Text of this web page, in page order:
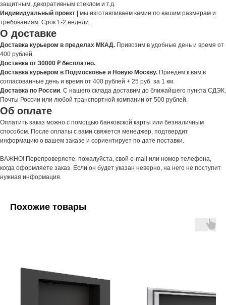
защитным, декоративным стеклом и т.д.
Индивидуальный проект | мы изготавливаем камин по вашим размерам и
требованиям. Срок 1-2 недели.
О доставке
Доставка курьером в пределах МКАД. Привозим в удобные день и время от
400 рублей.
Доставка от 30000 ₽ бесплатно.
Доставка курьером в Подмосковье и Новую Москву. Приедем к вам в
согласованные день и время от 400 рублей + 25 руб. за 1 км.
Доставка по России. С нашего склада доставим до ближайшего пункта СДЭК,
Почты России или любой транспортной компании от 500 рублей.
Об оплате
Оплатить заказ можно с помощью банковской карты или безналичным
способом. После оплаты с вами свяжется менеджер, подтвердит
информацию о вашем заказе и сориентирует по дате поставки.
ВАЖНО! Перепроверяете, пожалуйста, свой e-mail или номер телефона,
когда оформляете заказ. Если он будет указан неверно, на него не поступит
нужная информация.
Похожие товары